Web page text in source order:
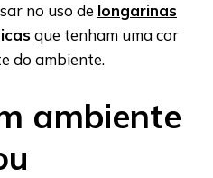
no uso de longarinas
que tenham uma cor
do ambiente.
ambiente